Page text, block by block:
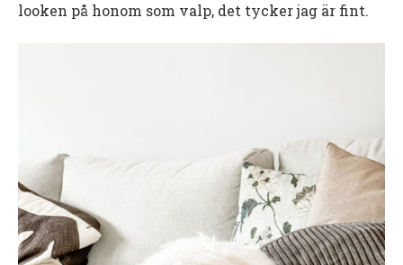
looken på honom som valp, det tycker jag är fint.